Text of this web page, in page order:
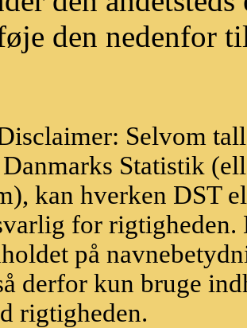
den nedenfor
Selvom
Statistik
kan hverken DST
for
på
derfor kun bruge
rigtigheden.